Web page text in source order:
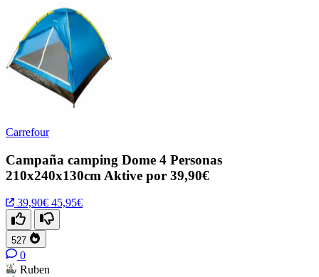
Carrefour
Campaña camping Dome 4 Personas
210x240x130cm Aktive por 39,90€
39,90€ 45,95€
527
0
Ruben